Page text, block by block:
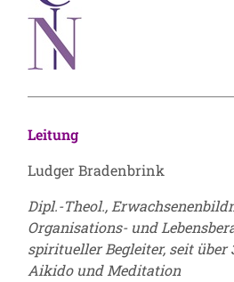
Leitung
Ludger Bradenbrink
Dipl.-Theol.,
Organisations- und
spiritueller Begleiter, seit über
Aikido und Meditation